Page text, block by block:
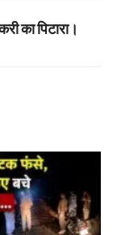
का पिटारा।